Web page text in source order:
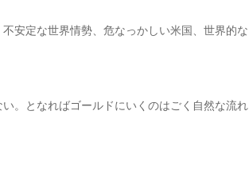
安定な世界情勢、危なっかしい米国、世界的な
。となればゴールドにいくのはごく自然な流れ